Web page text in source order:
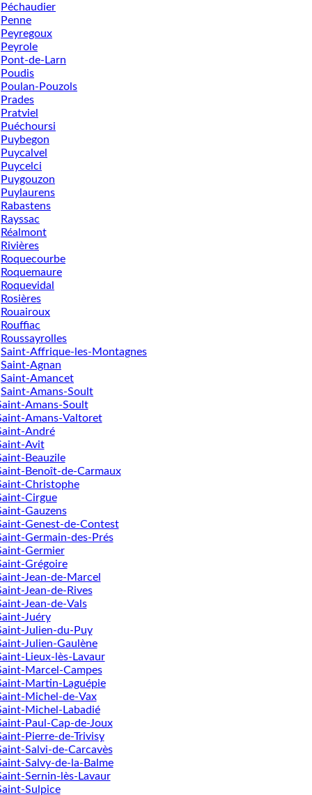
Péchaudier
Penne
Peyregoux
Peyrole
Pont-de-Larn
Poudis
Poulan-Pouzols
Prades
Pratviel
Puéchoursi
Puybegon
Puycalvel
Puycelci
Puygouzon
Puylaurens
Rabastens
Rayssac
Réalmont
Rivières
Roquecourbe
Roquemaure
Roquevidal
Rosières
Rouairoux
Rouffiac
Roussayrolles
Saint-Affrique-les-Montagnes
Saint-Agnan
Saint-Amancet
Saint-Amans-Soult
Amans-Soult
Amans-Valtoret
André
Avit
Beauzile
Benoît-de-Carmaux
Christophe
Cirgue
Gauzens
Genest-de-Contest
Germain-des-Prés
Germier
Grégoire
Jean-de-Marcel
Jean-de-Rives
Jean-de-Vals
Juéry
Julien-du-Puy
Julien-Gaulène
Lieux-lès-Lavaur
Marcel-Campes
Martin-Laguépie
Michel-de-Vax
Michel-Labadié
Paul-Cap-de-Joux
Pierre-de-Trivisy
Salvi-de-Carcavès
Salvy-de-la-Balme
Sernin-lès-Lavaur
Sulpice